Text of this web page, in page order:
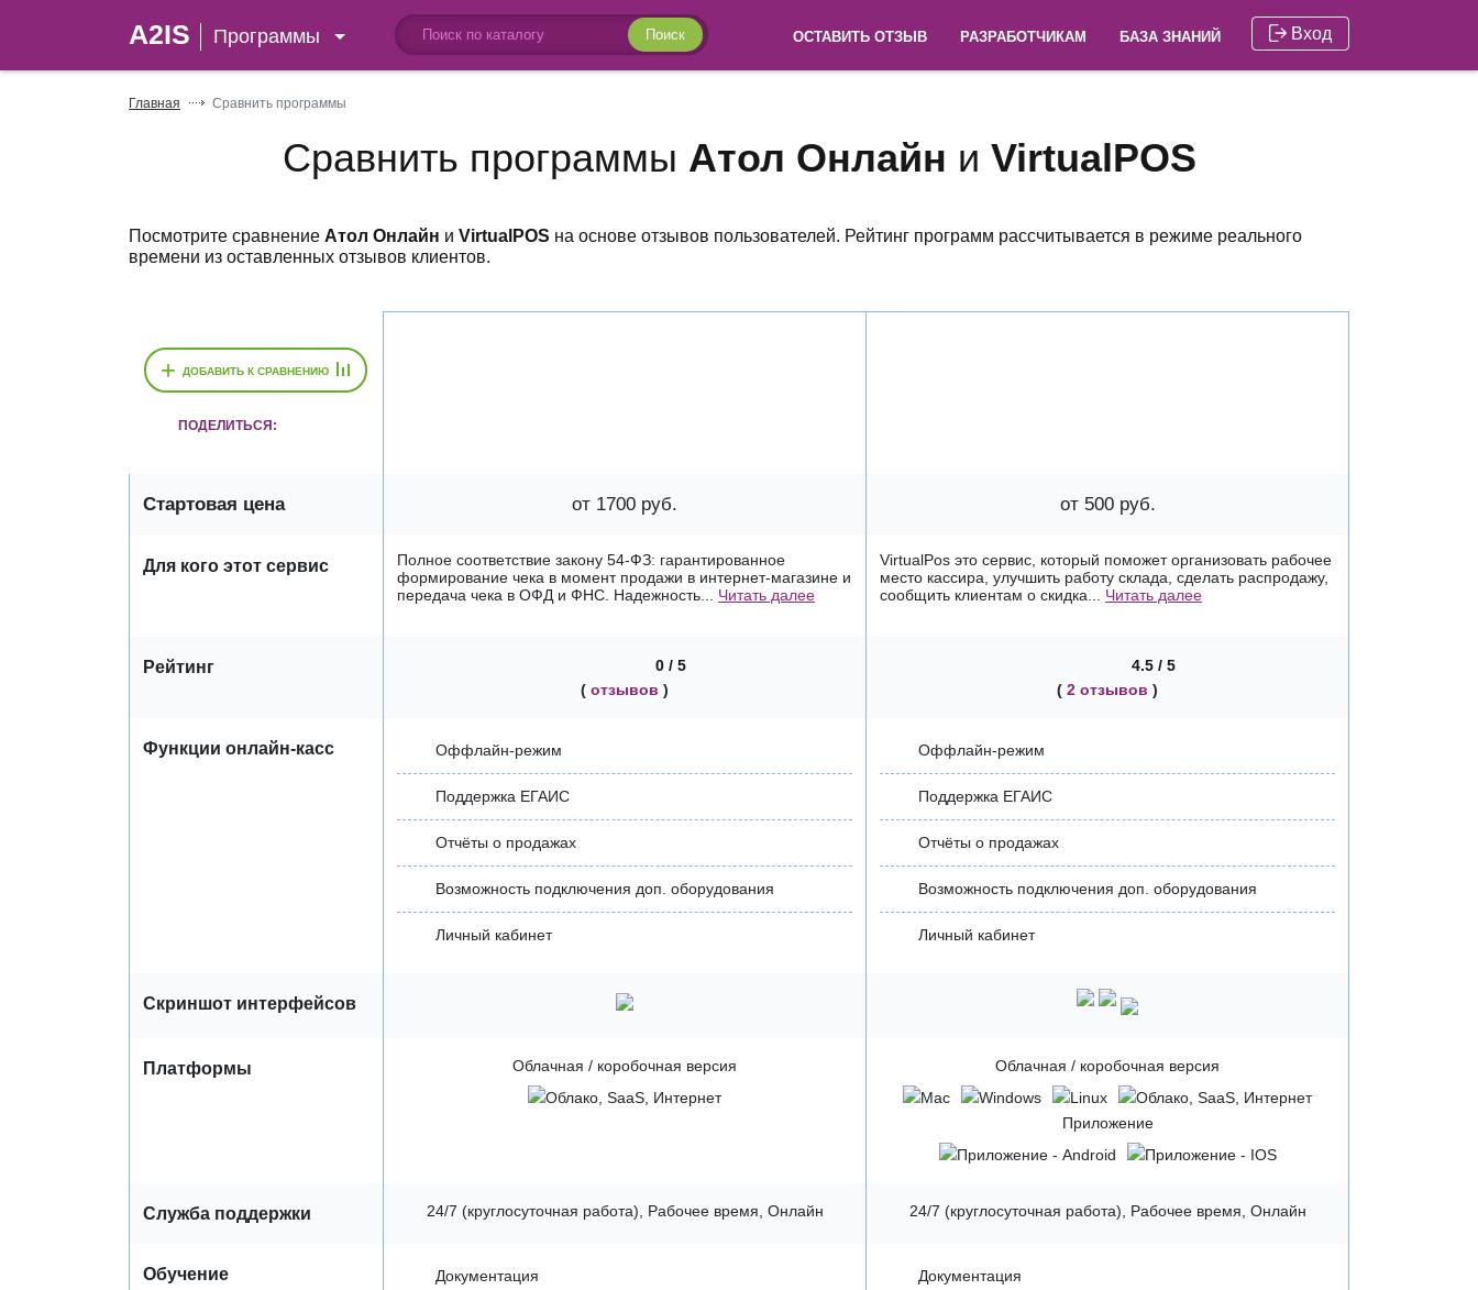
A2IS Программы ОСТАВИТЬ ОТЗЫВ РАЗРАБОТЧИКАМ БАЗА ЗНАНИЙ
Поиск Вход
Главная Сравнить программы
Сравнить программы Атол Онлайн и VirtualPOS
Посмотрите сравнение Атол Онлайн и VirtualPOS на основе отзывов пользователей. Рейтинг программ рассчитывается в режиме реального
времени из оставленных отзывов клиентов.
+ ДОБАВИТЬ К СРАВНЕНИЮ
ПОДЕЛИТЬСЯ:
Стартовая цена от 1700 руб. от 500 руб.
Для кого этот сервис
Полное соответствие закону 54-ФЗ: гарантированное
формирование чека в момент продажи в интернет-магазине и
передача чека в ОФД и ФНС. Надежность... Читать далее
VirtualPos это сервис, который поможет организовать рабочее
место кассира, улучшить работу склада, сделать распродажу,
сообщить клиентам о скидка... Читать далее
Рейтинг
0 / 5
( отзывов )
4.5 / 5
( 2 отзывов )
Функции онлайн-касс Оффлайн-режим
Поддержка ЕГАИС
Отчёты о продажах
Возможность подключения доп. оборудования
Личный кабинет
Оффлайн-режим
Поддержка ЕГАИС
Отчёты о продажах
Возможность подключения доп. оборудования
Личный кабинет
Скриншот интерфейсов
Платформы Облачная / коробочная версия Облачная / коробочная версия
Приложение
Служба поддержки 24/7 (круглосуточная работа), Рабочее время, Онлайн 24/7 (круглосуточная работа), Рабочее время, Онлайн
Обучение Документация Документация